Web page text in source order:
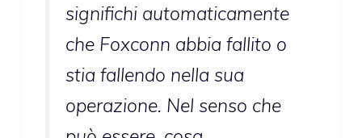
significhi automaticamente
che Foxconn abbia fallito o
stia fallendo nella sua
operazione. Nel senso che